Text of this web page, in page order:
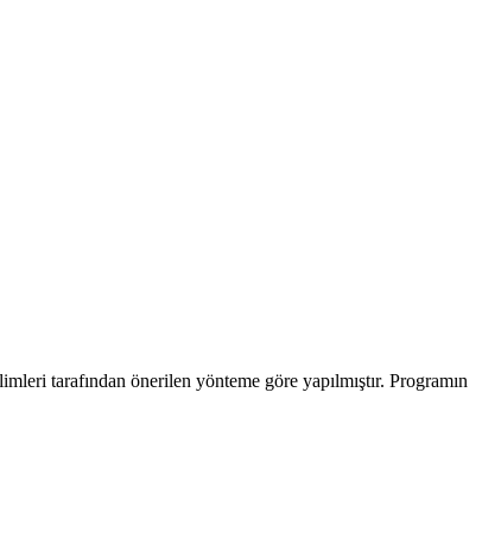
tarafından önerilen yönteme göre yapılmıştır. Programın